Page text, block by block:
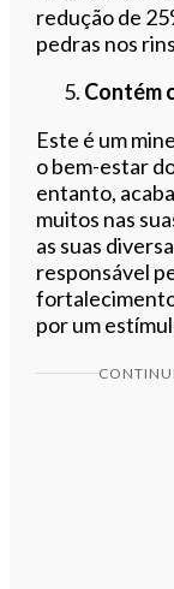
redução de
pedras nos
Contém
Este é um
o bem-estar
entanto,
muitos nas
as suas
responsável
por um